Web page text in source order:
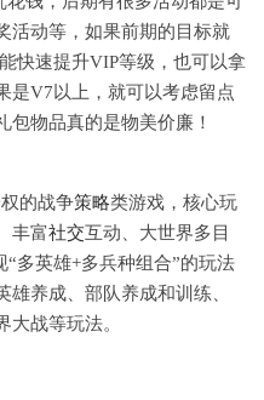
活动等，如果前期的目标就
快速提升VIP等级，也可以拿
是V7以上，就可以考虑留点
包物品真的是物美价廉！
的战争策略类游戏，核心玩
、丰富社交互动、大世界多目
多英雄+多兵种组合”的玩法
养成、部队养成和训练、
战等玩法。